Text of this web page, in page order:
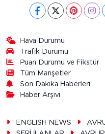
Hava Durumu
Trafik Durumu
Puan Durumu ve Fikstür
Tüm Manşetler
Son Dakika Haberleri
Haber Arşivi
ENGLISH NEWS